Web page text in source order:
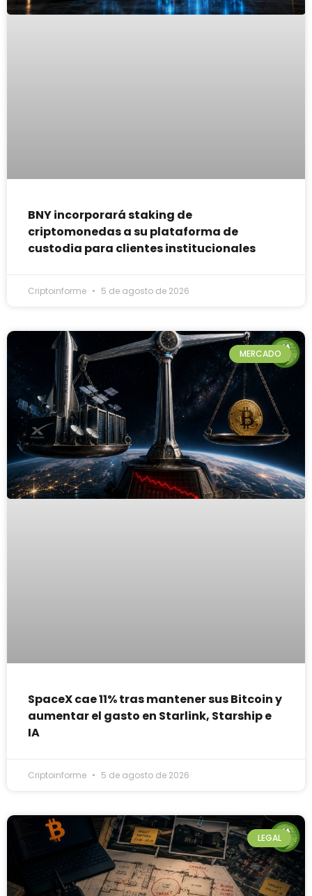
BNY incorporará staking de
criptomonedas a su plataforma de
custodia para clientes institucionales
Criptoinforme 5 de agosto de 2026
MERCADO
SpaceX cae 11% tras mantener sus Bitcoin y
aumentar el gasto en Starlink, Starship e
IA
Criptoinforme 5 de agosto de 2026
LEGAL